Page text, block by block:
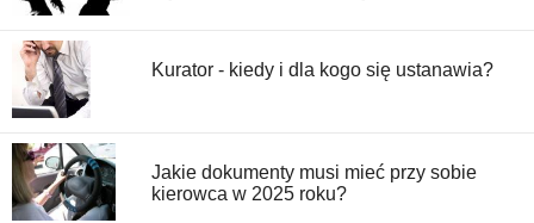
Kurator - kiedy i dla kogo się ustanawia?
Jakie dokumenty musi mieć przy sobie
kierowca w 2025 roku?